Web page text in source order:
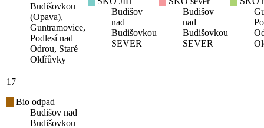
Budišovkou
(Opava),
Guntramovice,
Podlesí nad
Odrou, Staré
Oldřůvky
Budišov
nad
Budišovkou
SEVER
Budišov
nad
Budišovkou
SEVER
17
Bio odpad
Budišov nad
Budišovkou